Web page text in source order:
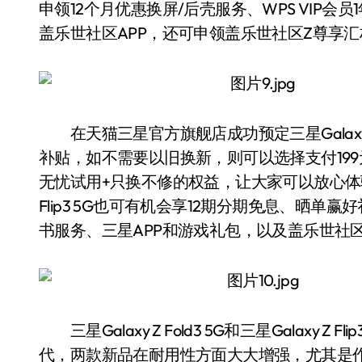
申领12个月优惠换屏/后壳服务、WPS VIP会
盖乐世社区APP，还可申领盖乐世社区Z尊享
在天猫三星官方旗舰店成功预定三星
补贴，如不需要以旧换新，则可以选择支付
无忧试用+只换不修的权益，让大家可以放心
Flip3 5G也可有机会享12期分期免息、晒单赢
书服务、三星APP和游戏礼包，以及盖乐世社
三星Galaxy Z Fold3 5G和三星Galaxy Z
代，两款新品在耐用性方面大大增强，尤其